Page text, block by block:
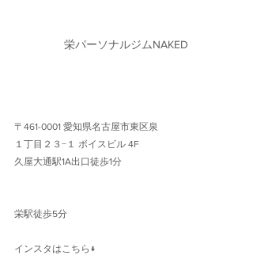
栄パーソナルジムNAKED
〒461-0001 愛知県名古屋市東区泉
１丁目２３−１ ボイスビル 4F
久屋大通駅1A出口徒歩1分
栄駅徒歩5分
インスタはこちら↓